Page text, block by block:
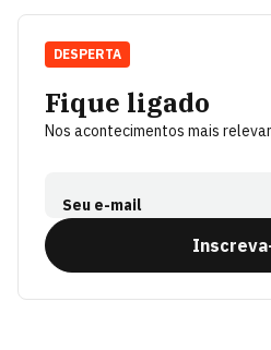
Fique ligado
Nos acontecimentos mais
Seu e-mail
DESPERTA